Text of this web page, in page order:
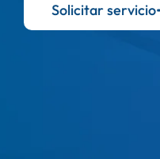
Solicitar servicio